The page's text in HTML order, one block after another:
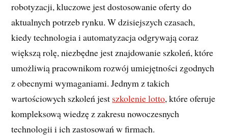
robotyzacji, kluczowe jest dostosowanie oferty do
aktualnych potrzeb rynku. W dzisiejszych czasach,
kiedy technologia i automatyzacja odgrywają coraz
większą rolę, niezbędne jest znajdowanie szkoleń, które
umożliwią pracownikom rozwój umiejętności zgodnych
z obecnymi wymaganiami. Jednym z takich
wartościowych szkoleń jest szkolenie lotto, które oferuje
kompleksową wiedzę z zakresu nowoczesnych
technologii i ich zastosowań w firmach.